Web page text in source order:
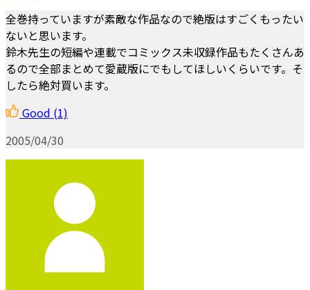
全巻持っていますが素敵な作品なので絶版はすごくもったい
ないと思います。
鈴木先生の短編や連載でコミックス未収録作品もたくさんあ
るので全部まとめて愛蔵版にでもしてほしいくらいです。そ
したら絶対買います。
Good (1)
2005/04/30